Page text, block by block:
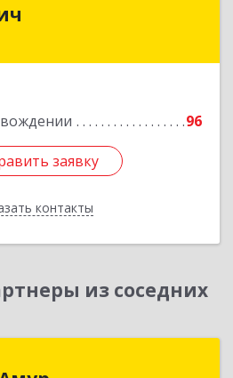
96
заявку
контакты
Подробнее
заявку
Назад
из соседних